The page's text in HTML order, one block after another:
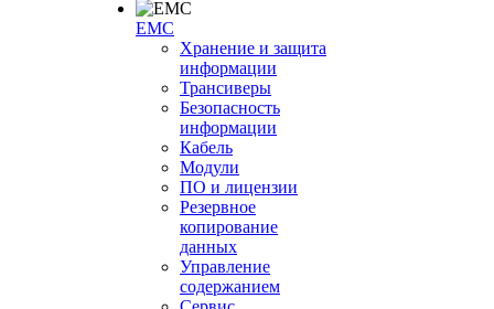
EMC
Хранение и защита
информации
Трансиверы
Безопасность
информации
Кабель
Модули
ПО и лицензии
Резервное
копирование
данных
Управление
содержанием